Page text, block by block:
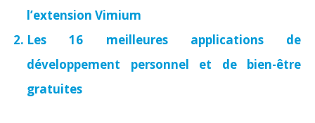
l’extension Vimium
Les 16 meilleures applications de
développement personnel et de bien-être
gratuites